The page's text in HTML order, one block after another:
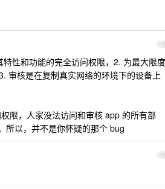
15
性和功能的完全访问权限，2. 为最大限度
审核是在复制真实网络的环境下的设备上
限，人家没法访问和审核 app 的所有部
所以，并不是你怀疑的那个 bug
16